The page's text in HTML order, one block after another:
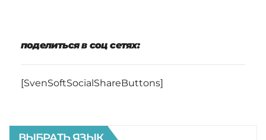
поделиться в соц сетях:
[SvenSoftSocialShareButtons]